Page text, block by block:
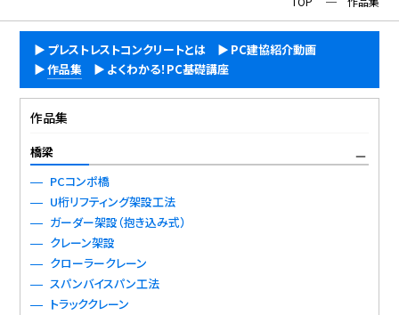
プレストレストコンクリートとは
PC建協紹介動画
作品集
よくわかる！PC基礎講座
作品集
橋梁
PCコンポ橋
U桁リフティング架設工法
ガーダー架設（抱き込み式）
クレーン架設
クローラークレーン
スパンバイスパン工法
トラッククレーン